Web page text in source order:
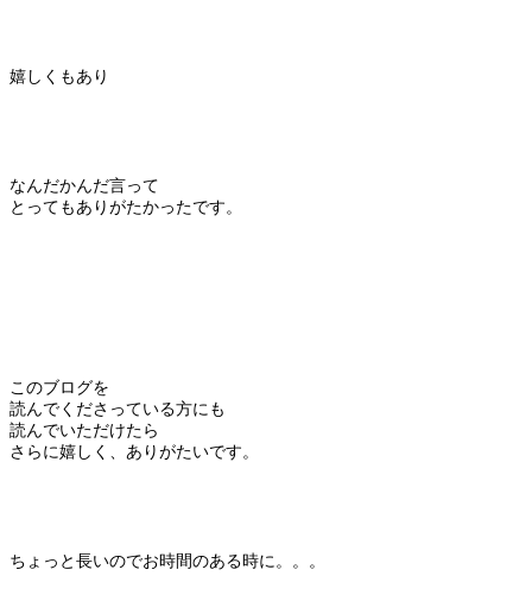
嬉しくもあり
なんだかんだ言って
とってもありがたかったです。
このブログを
読んでくださっている方にも
読んでいただけたら
さらに嬉しく、ありがたいです。
ちょっと長いのでお時間のある時に。。。